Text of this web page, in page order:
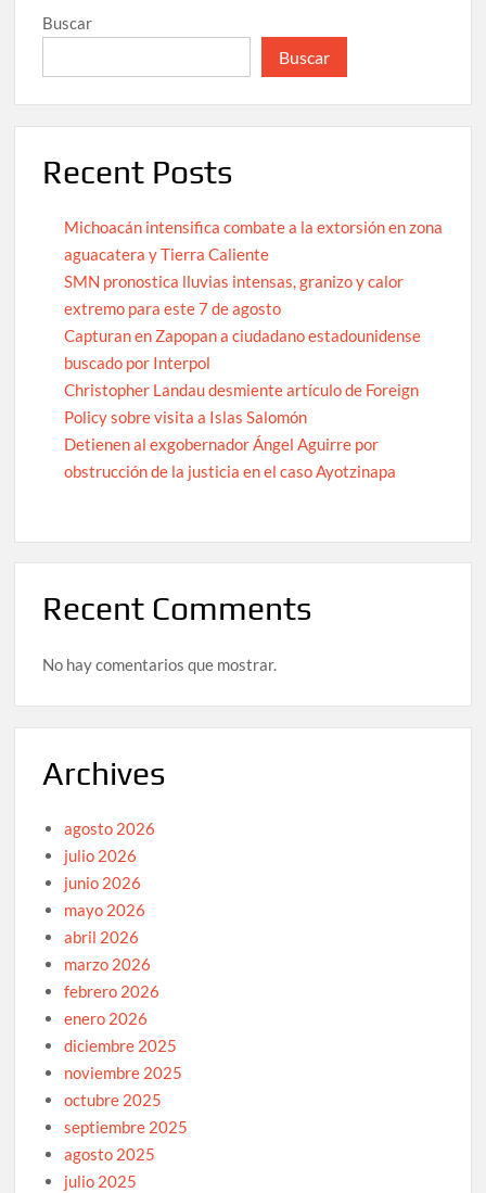
Buscar
Buscar
Recent Posts
Michoacán intensifica combate a la extorsión en zona
aguacatera y Tierra Caliente
SMN pronostica lluvias intensas, granizo y calor
extremo para este 7 de agosto
Capturan en Zapopan a ciudadano estadounidense
buscado por Interpol
Christopher Landau desmiente artículo de Foreign
Policy sobre visita a Islas Salomón
Detienen al exgobernador Ángel Aguirre por
obstrucción de la justicia en el caso Ayotzinapa
Recent Comments
No hay comentarios que mostrar.
Archives
agosto 2026
julio 2026
junio 2026
mayo 2026
abril 2026
marzo 2026
febrero 2026
enero 2026
diciembre 2025
noviembre 2025
octubre 2025
septiembre 2025
agosto 2025
julio 2025